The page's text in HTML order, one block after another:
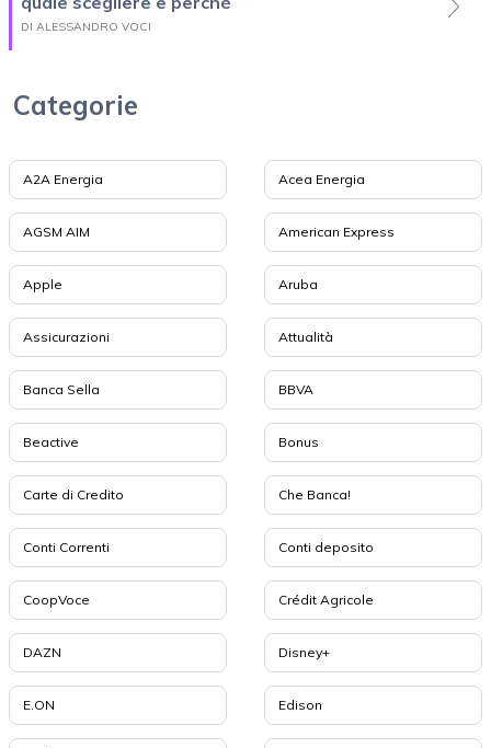
DI ALESSANDRO VOCI
Categorie
A2A Energia Acea Energia
AGSM AIM American Express
Apple Aruba
Assicurazioni Attualità
Banca Sella BBVA
Beactive Bonus
Carte di Credito Che Banca!
Conti Correnti Conti deposito
CoopVoce Crédit Agricole
DAZN Disney+
E.ON Edison